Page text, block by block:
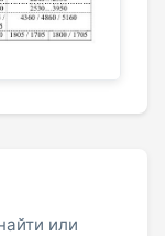
или